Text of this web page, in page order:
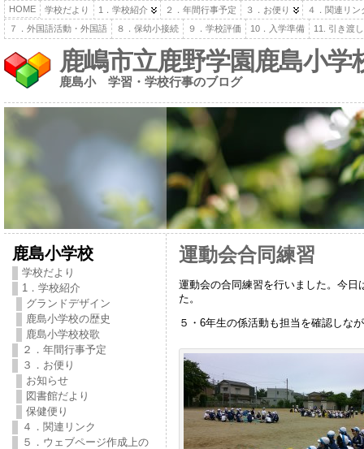
HOME 学校だより 1．学校紹介 ２．年間行事予定 ３．お便り
４．関連リン
７．外国語活動・外国語
８．保幼小接続 ９．学校評価 10．入学準備 11. 引き渡
鹿嶋市立鹿野学園鹿島小学
鹿島小 学習・学校行事のブログ
鹿島小学校
学校だより
1．学校紹介
グランドデザイン
鹿島小学校の歴史
鹿島小学校校歌
２．年間行事予定
３．お便り
お知らせ
図書館だより
保健便り
４．関連リンク
５．ウェブページ作成上の
運動会合同練習
運動会の合同練習を行いました。今
た。
５・6年生の係活動も担当を確認しな